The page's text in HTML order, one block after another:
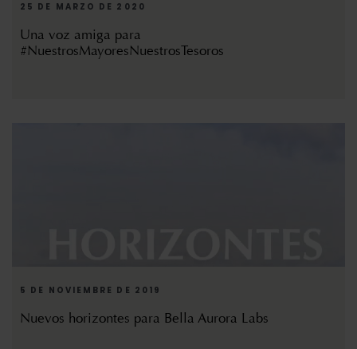
25 DE MARZO DE 2020
Una voz amiga para
#NuestrosMayoresNuestrosTesoros
5 DE NOVIEMBRE DE 2019
Nuevos horizontes para Bella Aurora Labs